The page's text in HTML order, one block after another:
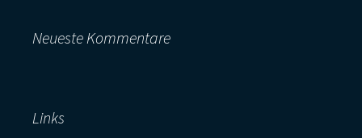
Neueste Kommentare
Links